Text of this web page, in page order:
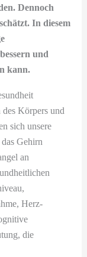
Dennoch
In diesem
und
kann.
Körpers und
sich unsere
Gehirn
an
Herz-
die